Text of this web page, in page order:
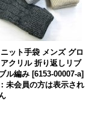
ット手袋 メンズ グロ
クリル 折り返しリブ
ル編み [6153-00007-a]
未会員の方は表示され